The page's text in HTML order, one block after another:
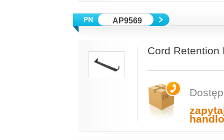
AP9569
Cord Retention